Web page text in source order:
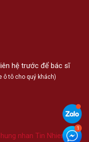
hệ trước để bác sĩ
ô tô cho quý khách)